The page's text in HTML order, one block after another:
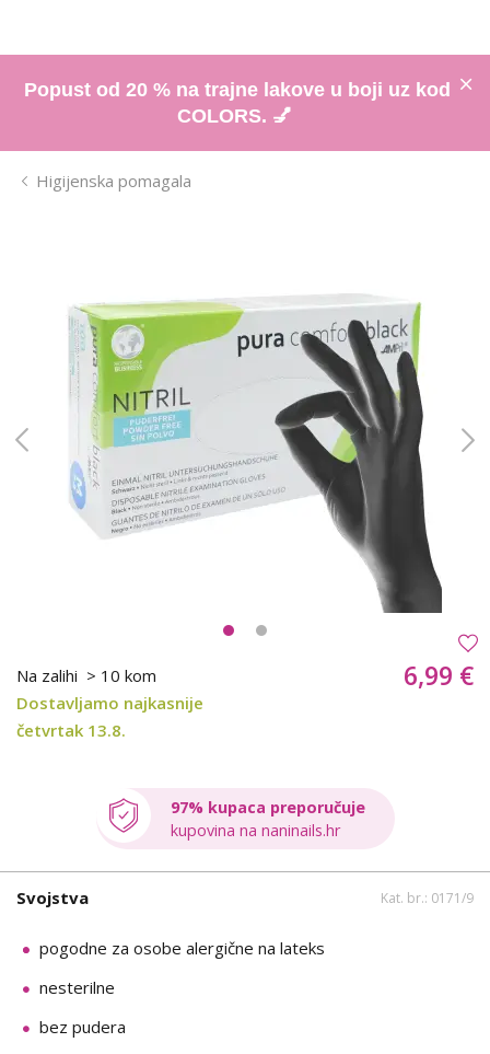
Popust od 20 % na trajne lakove u boji uz kod
COLORS. 💅
Higijenska pomagala
Na zalihi > 10 kom
Dostavljamo najkasnije
četvrtak 13.8.
6,99 €
97% kupaca preporučuje
kupovina na naninails.hr
Svojstva Kat. br.: 0171/9
pogodne za osobe alergične na lateks
nesterilne
bez pudera